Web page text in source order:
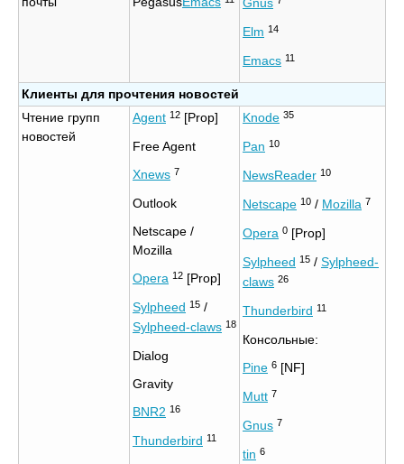
Elm 14
Emacs 11
Клиенты для прочтения новостей
Чтение групп
новостей
Agent 12 [Prop]
Free Agent
Xnews 7
Outlook
Netscape /
Mozilla
Opera 12 [Prop]
Sylpheed 15 /
Sylpheed-claws 18
Dialog
Gravity
BNR2 16
Thunderbird 11
Knode 35
Pan 10
NewsReader 10
Netscape 10 / Mozilla 7
Opera 0 [Prop]
Sylpheed 15 / Sylpheed-
claws 26
Thunderbird 11
Консольные:
Pine 6 [NF]
Mutt 7
Gnus 7
tin 6